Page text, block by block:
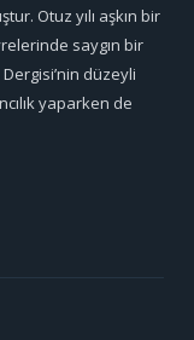
Otuz yılı aşkın bir
saygın bir
düzeyli
yaparken de